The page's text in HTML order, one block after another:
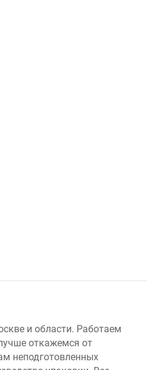
и области. Работаем
откажемся от
неподготовленных